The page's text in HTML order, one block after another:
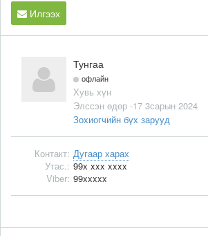
Илгээх
Тунгаа
офлайн
Хувь хүн
Элссэн өдөр -17 3сарын 2024
Зохиогчийн бүх зарууд
Контакт: Дугаар харах
Утас.: 99x xxx xxxx
Viber: 99xxxxx